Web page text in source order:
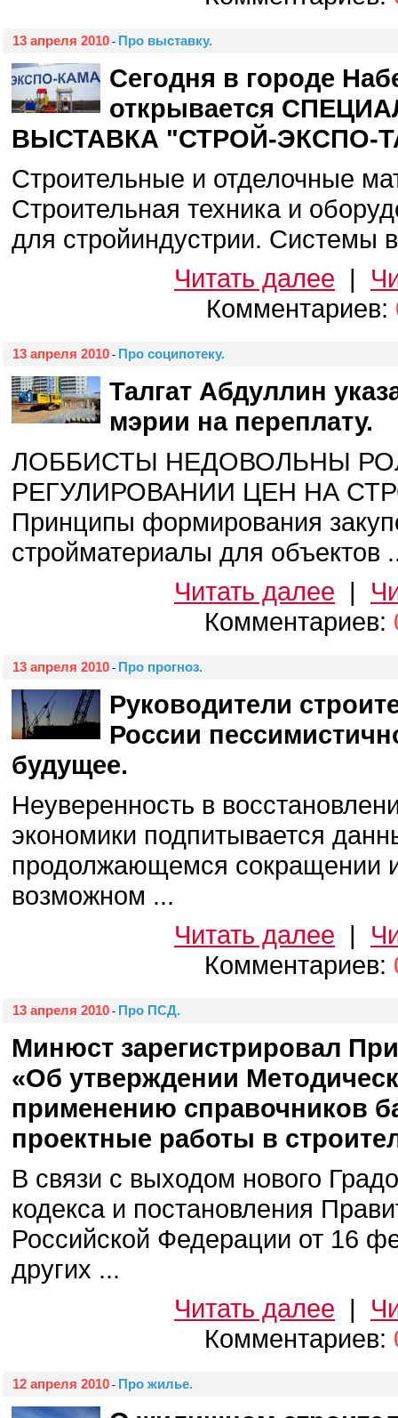
13 апреля 2010 - Про выставку.
Сегодня в городе
открывается
ВЫСТАВКА "СТРОЙ-ЭКСПО-
Строительные и отделочные
Строительная техника и
для стройиндустрии. Системы
Читать далее |
Комментариев:
13 апреля 2010 - Про соципотеку.
Талгат Абдуллин
мэрии на переплату.
ЛОББИСТЫ НЕДОВОЛЬНЫ
РЕГУЛИРОВАНИИ ЦЕН НА
Принципы формирования
стройматериалы для объектов
Читать далее |
Комментариев:
13 апреля 2010 - Про прогноз.
Руководители
России
будущее.
Неуверенность в
экономики подпитывается
продолжающемся сокращении
возможном ...
Читать далее |
Комментариев:
13 апреля 2010 - Про ПСД.
Минюст зарегистрировал
«Об утверждении
применению справочников
проектные работы в
В связи с выходом нового
кодекса и постановления
Российской Федерации от 16
других ...
Читать далее |
Комментариев:
12 апреля 2010 - Про жилье.